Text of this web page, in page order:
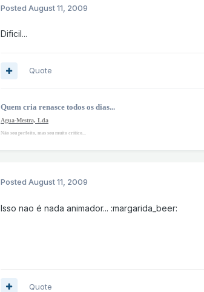
Posted August 11, 2009
Dificil...
Quote
Quem cria renasce todos os dias...
Agua-Mestra, Lda
Não sou perfeito, mas sou muito critico...
Posted August 11, 2009
Isso nao é nada animador... :margarida_beer:
Quote